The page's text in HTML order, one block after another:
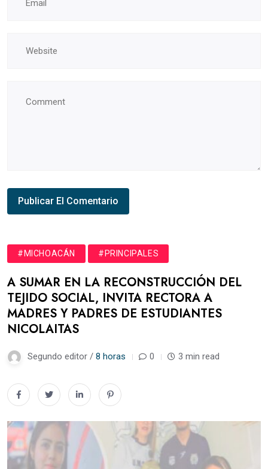
#MICHOACÁN #PRINCIPALES
A SUMAR EN LA RECONSTRUCCIÓN DEL
TEJIDO SOCIAL, INVITA RECTORA A
MADRES Y PADRES DE ESTUDIANTES
NICOLAITAS
Segundo editor / 8 horas 0 3 min read